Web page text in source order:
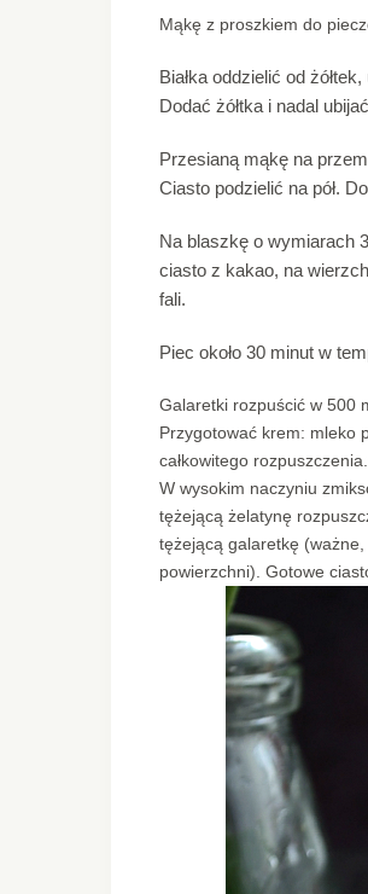
Mąkę z proszkiem do
Białka oddzielić od
Dodać żółtka i nadal
Przesianą mąkę na
Ciasto podzielić na pół.
Na blaszkę o wymiarach
ciasto z kakao, na
fali.
Piec około 30 minut w
Galaretki rozpuścić w 500
Przygotować krem: mleko
całkowitego
W wysokim naczyniu
tężejącą żelatynę
tężejącą galaretkę
powierzchni). Gotowe